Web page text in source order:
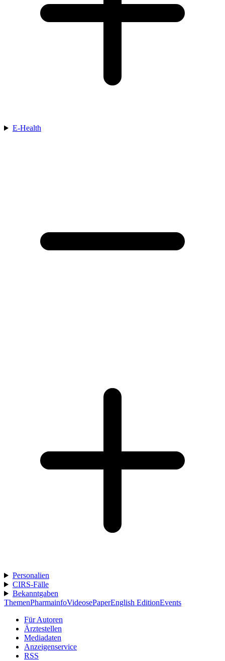
E-Health
Personalien
CIRS-Fälle
Bekanntgaben
ThemenPharmainfoVideosePaperEnglish EditionEvents
Für Autoren
Ärztestellen
Mediadaten
Anzeigenservice
RSS